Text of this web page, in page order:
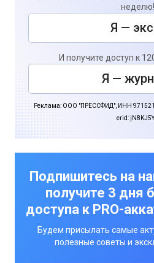
неделю!
Я —
И получите доступ к
Я —
Реклама: ООО "ПРЕССФИД", ИНН
erid:
Подпишитесь на
получите 3 дня
доступа к PRO-
Будем присылать самые
полезные советы и